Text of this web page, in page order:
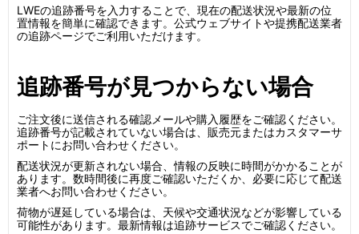
LWEの追跡番号を入力することで、現在の配送状況や最新の位
置情報を簡単に確認できます。公式ウェブサイトや提携配送業者
の追跡ページでご利用いただけます。
追跡番号が見つからない場合
ご注文後に送信される確認メールや購入履歴をご確認ください。
追跡番号が記載されていない場合は、販売元またはカスタマーサ
ポートにお問い合わせください。
配送状況が更新されない場合、情報の反映に時間がかかることが
あります。数時間後に再度ご確認いただくか、必要に応じて配送
業者へお問い合わせください。
荷物が遅延している場合は、天候や交通状況などが影響している
可能性があります。最新情報は追跡サービスでご確認ください。